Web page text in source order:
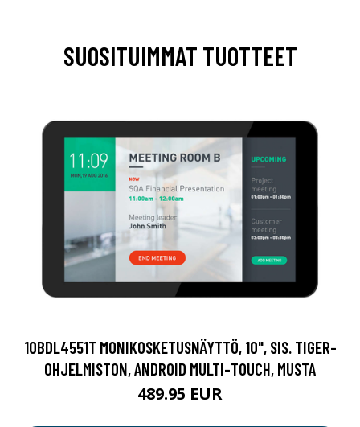
SUOSITUIMMAT TUOTTEET
10BDL4551T MONIKOSKETUSNÄYTTÖ, 10", SIS. TIGER-
OHJELMISTON, ANDROID MULTI-TOUCH, MUSTA
489.95 EUR